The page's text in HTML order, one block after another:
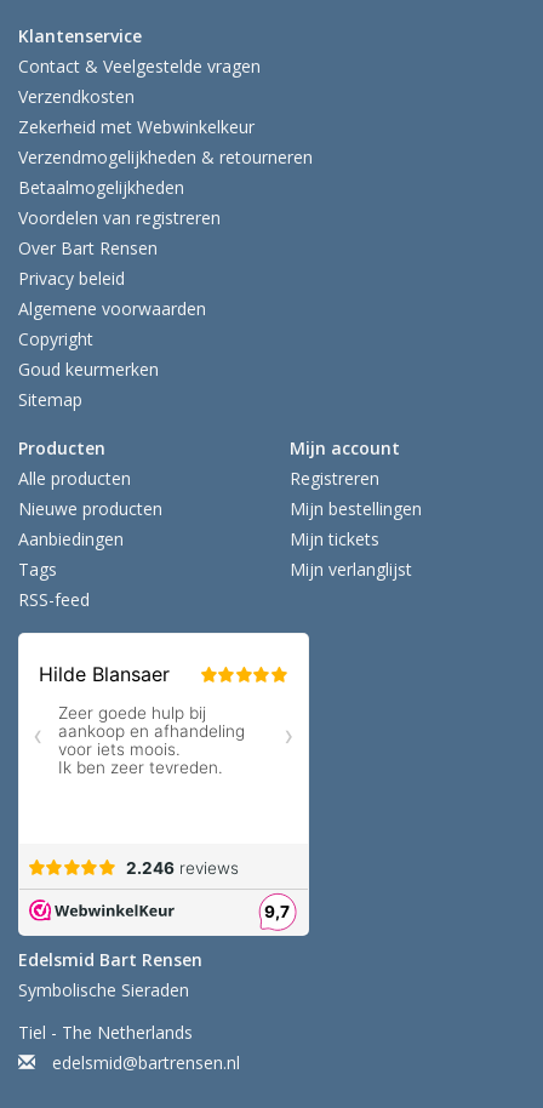
Klantenservice
Contact & Veelgestelde vragen
Verzendkosten
Zekerheid met Webwinkelkeur
Verzendmogelijkheden & retourneren
Betaalmogelijkheden
Voordelen van registreren
Over Bart Rensen
Privacy beleid
Algemene voorwaarden
Copyright
Goud keurmerken
Sitemap
Producten
Alle producten
Nieuwe producten
Aanbiedingen
Tags
RSS-feed
Mijn account
Registreren
Mijn bestellingen
Mijn tickets
Mijn verlanglijst
Edelsmid Bart Rensen
Symbolische Sieraden
Tiel - The Netherlands
edelsmid@bartrensen.nl